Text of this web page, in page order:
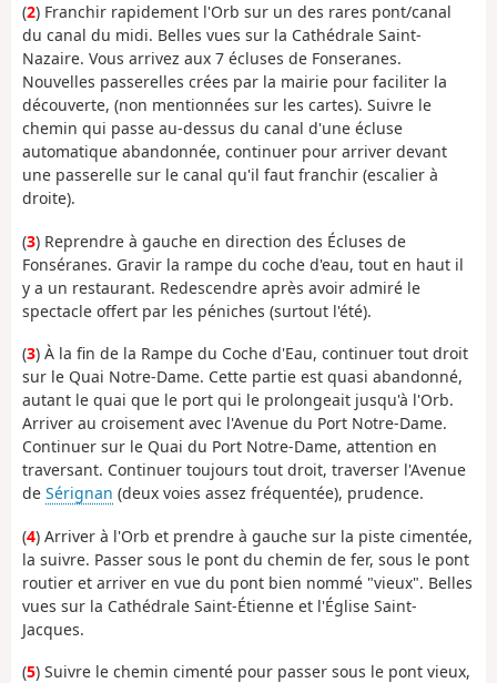
(2) Franchir rapidement l'Orb sur un des rares pont/canal
du canal du midi. Belles vues sur la Cathédrale Saint-
Nazaire. Vous arrivez aux 7 écluses de Fonseranes.
Nouvelles passerelles crées par la mairie pour faciliter la
découverte, (non mentionnées sur les cartes). Suivre le
chemin qui passe au-dessus du canal d'une écluse
automatique abandonnée, continuer pour arriver devant
une passerelle sur le canal qu'il faut franchir (escalier à
droite).
(3) Reprendre à gauche en direction des Écluses de
Fonséranes. Gravir la rampe du coche d'eau, tout en haut il
y a un restaurant. Redescendre après avoir admiré le
spectacle offert par les péniches (surtout l'été).
(3) À la fin de la Rampe du Coche d'Eau, continuer tout droit
sur le Quai Notre-Dame. Cette partie est quasi abandonné,
autant le quai que le port qui le prolongeait jusqu'à l'Orb.
Arriver au croisement avec l'Avenue du Port Notre-Dame.
Continuer sur le Quai du Port Notre-Dame, attention en
traversant. Continuer toujours tout droit, traverser l'Avenue
de Sérignan (deux voies assez fréquentée), prudence.
(4) Arriver à l'Orb et prendre à gauche sur la piste cimentée,
la suivre. Passer sous le pont du chemin de fer, sous le pont
routier et arriver en vue du pont bien nommé "vieux". Belles
vues sur la Cathédrale Saint-Étienne et l'Église Saint-
Jacques.
(5) Suivre le chemin cimenté pour passer sous le pont vieux,